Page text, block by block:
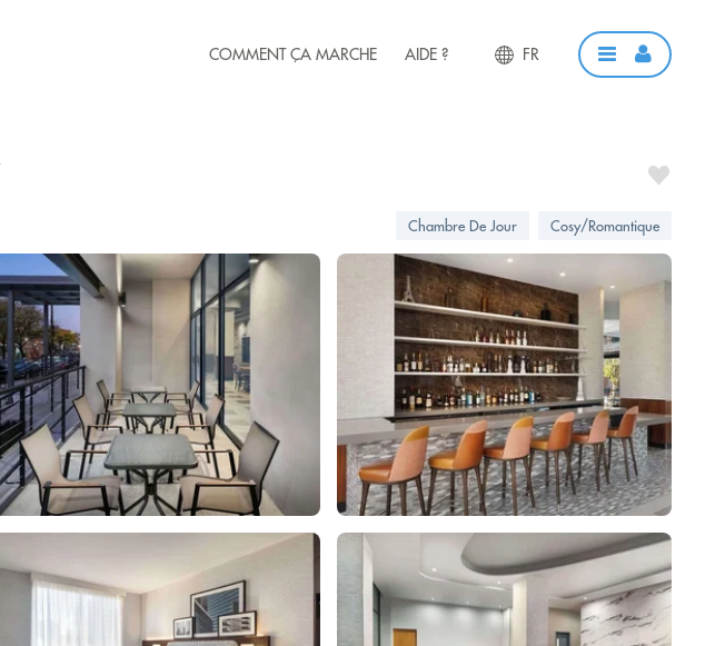
COMMENT ÇA MARCHE AIDE ? FR
Chambre De Jour Cosy/Romantique